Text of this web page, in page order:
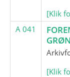
[Klik
A 041
[Klik